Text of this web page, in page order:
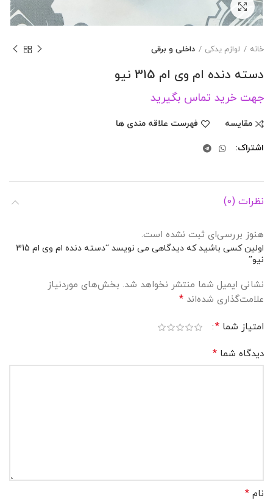
برای بزرگنمایی کلیک کنید
خانه لوازم یدکی داخلی و برقی
دسته دنده ام وی ام 315 نیو
جهت خرید تماس بگیرید
مقایسه فهرست علاقه مندی ها
اشتراک
نظرات (0)
هنوز بررسی‌ای ثبت نشده است.
اولین کسی باشید که دیدگاهی می نویسد “دسته دنده ام وی ام 315
نیو”
نشانی ایمیل شما منتشر نخواهد شد. بخش‌های موردنیاز
علامت‌گذاری شده‌اند *
امتیاز شما *
دیدگاه شما *
نام *